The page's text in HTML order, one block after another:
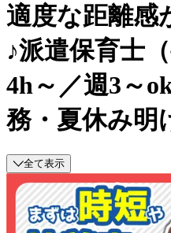
適度な距離感
♪派遣保育士
4h～／週3～
務・夏休み明
全て表示